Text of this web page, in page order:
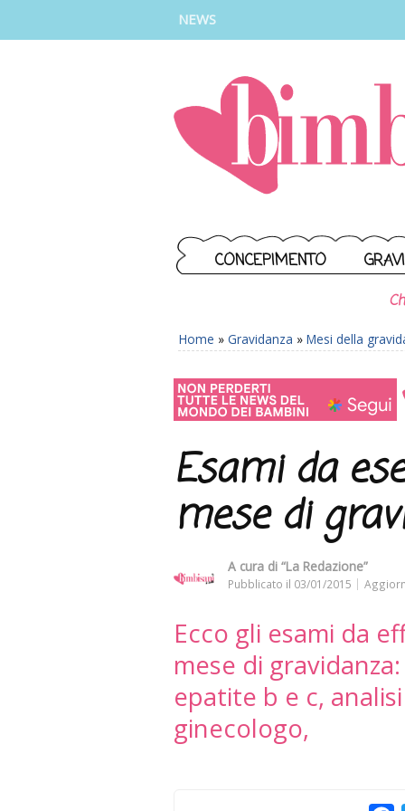
NEWS
CONCEPIMENTO
Home » Gravidanza » Mesi della
Esami da
mese di
A cura di “La Redazione”
Pubblicato il 03/01/2015
Ecco gli esami da
mese di
epatite b e c,
ginecologo,